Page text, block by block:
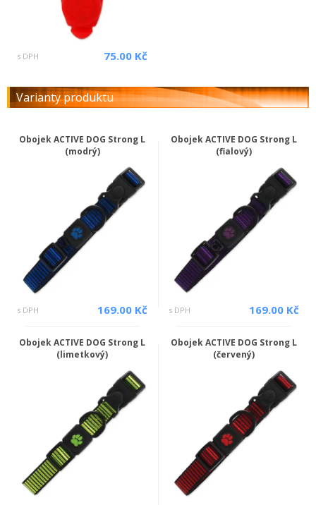
s DPH 75.00 Kč
Varianty produktu
Obojek ACTIVE DOG Strong L
(modrý)
s DPH 169.00 Kč
Obojek ACTIVE DOG Strong L
(fialový)
s DPH 169.00 Kč
Obojek ACTIVE DOG Strong L
(limetkový)
Obojek ACTIVE DOG Strong L
(červený)